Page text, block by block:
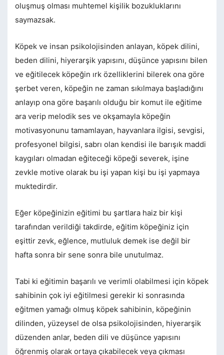
oluşmuş olması muhtemel kişilik bozukluklarını
saymazsak.
Köpek ve insan psikolojisinden anlayan, köpek dilini,
beden dilini, hiyerarşik yapısını, düşünce yapısını bilen
ve eğitilecek köpeğin ırk özelliklerini bilerek ona göre
şerbet veren, köpeğin ne zaman sıkılmaya başladığını
anlayıp ona göre başarılı olduğu bir komut ile eğitime
ara verip melodik ses ve okşamayla köpeğin
motivasyonunu tamamlayan, hayvanlara ilgisi, sevgisi,
profesyonel bilgisi, sabrı olan kendisi ile barışık maddi
kaygıları olmadan eğiteceği köpeği severek, işine
zevkle motive olarak bu işi yapan kişi bu işi yapmaya
muktedirdir.
Eğer köpeğinizin eğitimi bu şartlara haiz bir kişi
tarafından verildiği takdirde, eğitim köpeğiniz için
eşittir zevk, eğlence, mutluluk demek ise değil bir
hafta sonra bir sene sonra bile unutulmaz.
Tabi ki eğitimin başarılı ve verimli olabilmesi için köpek
sahibinin çok iyi eğitilmesi gerekir ki sonrasında
eğitmen yamağı olmuş köpek sahibinin, köpeğinin
dilinden, yüzeysel de olsa psikolojisinden, hiyerarşik
düzenden anlar, beden dili ve düşünce yapısını
öğrenmiş olarak ortaya çıkabilecek veya çıkması